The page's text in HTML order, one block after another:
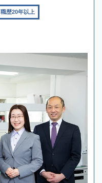
職歴20年以上